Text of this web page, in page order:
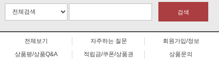
검색
전체보기 자주하는 질문
회원가입/정보
상품평/상품Q&A
적립금/쿠폰/상품권
상품문의